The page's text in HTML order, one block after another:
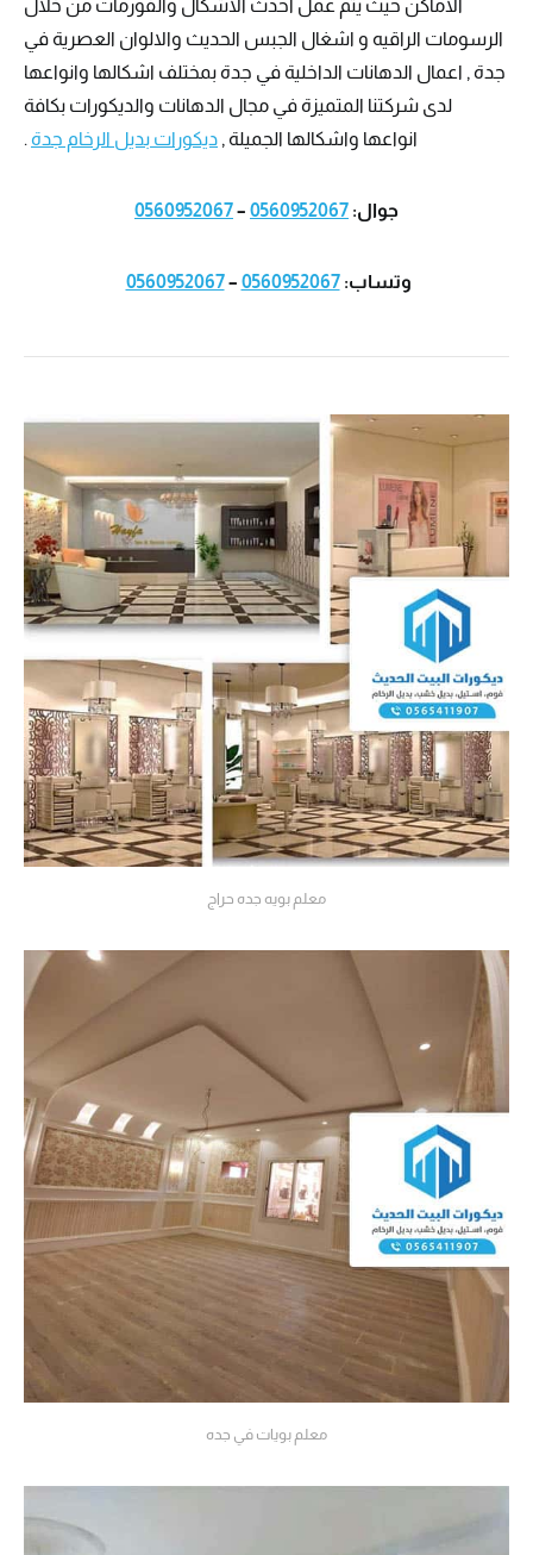
الاماكن حيث يتم عمل احدث الاشكال والفورمات من خلال
الرسومات الراقيه و اشغال الجبس الحديث والالوان العصرية في
جدة , اعمال الدهانات الداخلية في جدة بمختلف اشكالها وانواعها
لدى شركتنا المتميزة في مجال الدهانات والديكورات بكافة
انواعها واشكالها الجميلة , ديكورات بديل الرخام جدة .
جوال: 0560952067
–
0560952067
وتساب:0560952067
–
0560952067
معلم بويه جده حراج
معلم بويات في جده